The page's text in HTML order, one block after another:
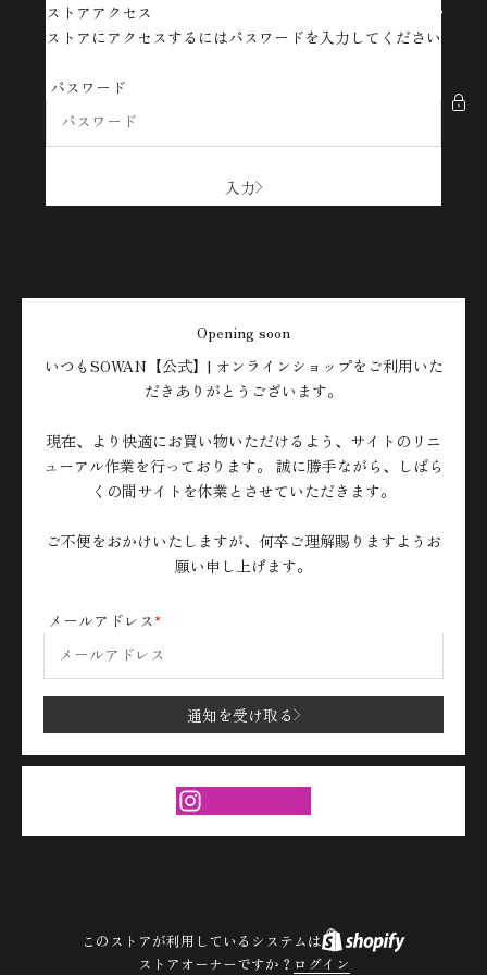
コンテンツへスキップ
SOWAN【公式】| オンラインショップ
ストアアクセス
ストアにアクセスするにはパスワードを入力してください
パスワード
入力
Opening soon
いつもSOWAN【公式】| オンラインショップをご利用いた
だきありがとうございます。
現在、より快適にお買い物いただけるよう、サイトのリニ
ューアル作業を行っております。 誠に勝手ながら、しばら
くの間サイトを休業とさせていただきます。
ご不便をおかけいたしますが、何卒ご理解賜りますようお
願い申し上げます。
メールアドレス
通知を受け取る
このストアが利用しているシステムは
ストアオーナーですか？ ログイン